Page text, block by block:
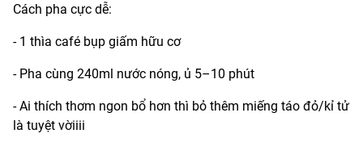
Cách pha cực dễ:
- 1 thìa café bụp giấm hữu cơ
- Pha cùng 240ml nước nóng, ủ 5–10 phút
- Ai thích thơm ngon bổ hơn thì bỏ thêm miếng táo đỏ/kỉ tử
là tuyệt vờiiii